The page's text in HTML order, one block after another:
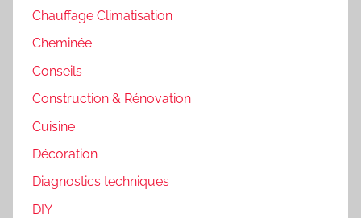
Chauffage Climatisation
Cheminée
Conseils
Construction & Rénovation
Cuisine
Décoration
Diagnostics techniques
DIY